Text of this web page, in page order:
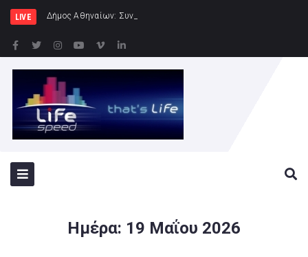
LIVE Δήμος Αθηναίων: Συνεχίζονται οι εντατικοί έλε
Ημέρα: 19 Μαΐου 2026